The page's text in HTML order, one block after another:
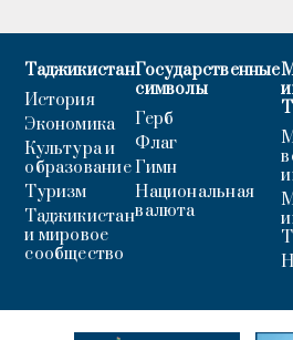
Таджикистан
История
Экономика
Культура и
образование
Туризм
Таджикистан
и мировое
сообщество
Государственные
символы
Герб
Флаг
Гимн
Национальная
валюта